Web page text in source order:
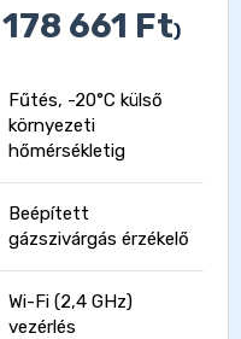
178 661 Ft)
Fűtés, -20°C külső
környezeti
hőmérsékletig
Beépített
gázszivárgás érzékelő
Wi-Fi (2,4 GHz)
vezérlés